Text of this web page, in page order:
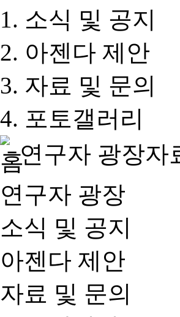
소식 및 공지
아젠다 제안
자료 및 문의
포토갤러리
연구자 광장자
연구자 광장
소식 및 공지
아젠다 제안
자료 및 문의